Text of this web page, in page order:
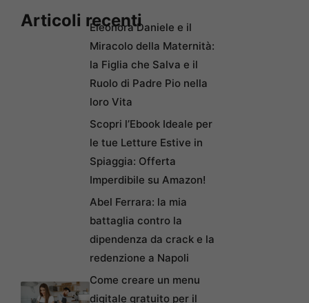
Articoli recentiEleonora Daniele e il
Miracolo della Maternità:
la Figlia che Salva e il
Ruolo di Padre Pio nella
loro Vita
Scopri l’Ebook Ideale per
le tue Letture Estive in
Spiaggia: Offerta
Imperdibile su Amazon!
Abel Ferrara: la mia
battaglia contro la
dipendenza da crack e la
redenzione a Napoli
Come creare un menu
digitale gratuito per il